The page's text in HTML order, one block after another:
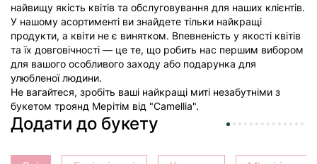
найвищу якість квітів та обслуговування для наших клієнтів.
У нашому асортименті ви знайдете тільки найкращі
продукти, а квіти не є винятком. Впевненість у якості квітів
та їх довговічності — це те, що робить нас першим вибором
для вашого особливого заходу або подарунка для
улюбленої людини.
Не вагайтеся, зробіть ваші найкращі миті незабутніми з
букетом троянд Мерітім від "Camellia".
Додати до букету